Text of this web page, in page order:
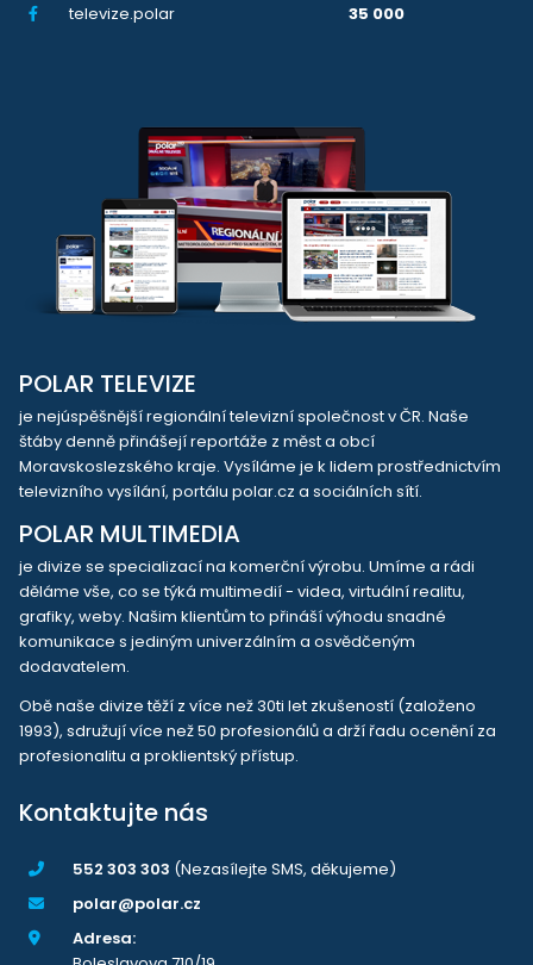
televize.polar
35 000
POLAR TELEVIZE
je nejúspěšnější regionální televizní společnost v ČR. Naše
štáby denně přinášejí reportáže z měst a obcí
Moravskoslezského kraje. Vysíláme je k lidem prostřednictvím
televizního vysílání, portálu polar.cz a sociálních sítí.
POLAR MULTIMEDIA
je divize se specializací na komerční výrobu. Umíme a rádi
děláme vše, co se týká multimedií - videa, virtuální realitu,
grafiky, weby. Našim klientům to přináší výhodu snadné
komunikace s jediným univerzálním a osvědčeným
dodavatelem.
Obě naše divize těží z více než 30ti let zkušeností (založeno
1993), sdružují více než 50 profesionálů a drží řadu ocenění za
profesionalitu a proklientský přístup.
Kontaktujte nás
552 303 303 (Nezasílejte SMS, děkujeme)
polar@polar.cz
Adresa: